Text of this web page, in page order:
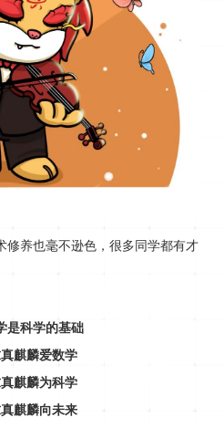
修养也毫不逊色，很多同学都有才
是科学的基础
麒麟爱数学
麒麟为科学
麒麟向未来